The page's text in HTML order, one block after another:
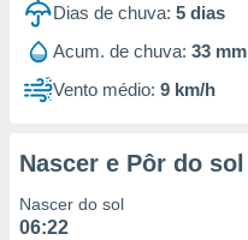
1199
Dias de chuva: 5 dias
Acum. de chuva: 33 mm
Vento médio: 9 km/h
Nascer e Pôr do sol
Nascer do sol
06:22